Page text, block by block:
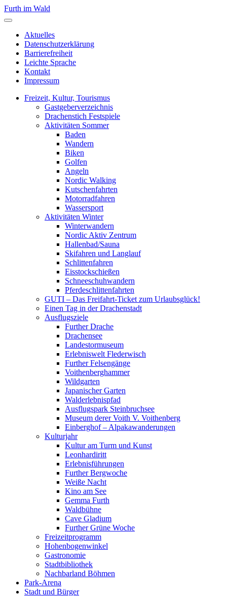
Furth im Wald
Aktuelles
Datenschutzerklärung
Barrierefreiheit
Leichte Sprache
Kontakt
Impressum
Freizeit, Kultur, Tourismus
Gastgeberverzeichnis
Drachenstich Festspiele
Aktivitäten Sommer
Baden
Wandern
Biken
Golfen
Angeln
Nordic Walking
Kutschenfahrten
Motorradfahren
Wassersport
Aktivitäten Winter
Winterwandern
Nordic Aktiv Zentrum
Hallenbad/Sauna
Skifahren und Langlauf
Schlittenfahren
Eisstockschießen
Schneeschuhwandern
Pferdeschlittenfahrten
GUTI – Das Freifahrt-Ticket zum Urlaubsglück!
Einen Tag in der Drachenstadt
Ausflugsziele
Further Drache
Drachensee
Landestormuseum
Erlebniswelt Flederwisch
Further Felsengänge
Voithenberghammer
Wildgarten
Japanischer Garten
Walderlebnispfad
Ausflugspark Steinbruchsee
Museum derer Voith V. Voithenberg
Einberghof – Alpakawanderungen
Kulturjahr
Kultur am Turm und Kunst
Leonhardiritt
Erlebnisführungen
Further Bergwoche
Weiße Nacht
Kino am See
Gemma Furth
Waldbühne
Cave Gladium
Further Grüne Woche
Freizeitprogramm
Hohenbogenwinkel
Gastronomie
Stadtbibliothek
Nachbarland Böhmen
Park-Arena
Stadt und Bürger